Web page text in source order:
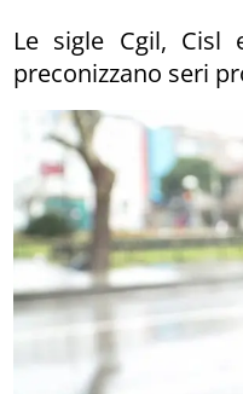
Le sigle Cgil, Cisl
preconizzano seri